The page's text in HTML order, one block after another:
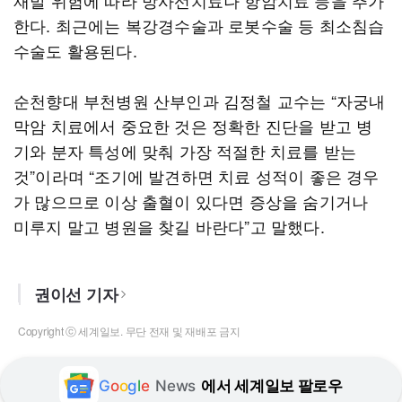
한다. 최근에는 복강경수술과 로봇수술 등 최소침습
수술도 활용된다.
순천향대 부천병원 산부인과 김정철 교수는 “자궁내
막암 치료에서 중요한 것은 정확한 진단을 받고 병
기와 분자 특성에 맞춰 가장 적절한 치료를 받는
것”이라며 “조기에 발견하면 치료 성적이 좋은 경우
가 많으므로 이상 출혈이 있다면 증상을 숨기거나
미루지 말고 병원을 찾길 바란다”고 말했다.
권이선 기자
Copyright ⓒ 세계일보. 무단 전재 및 재배포 금지
Google News 에서 세계일보 팔로우